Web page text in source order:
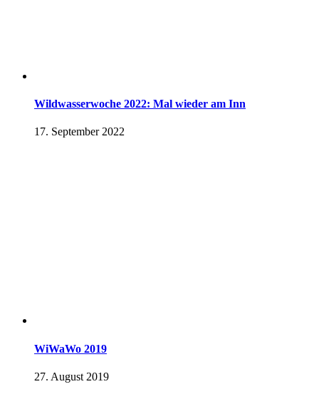
Wildwasserwoche 2022: Mal wieder am Inn
17. September 2022
WiWaWo 2019
27. August 2019